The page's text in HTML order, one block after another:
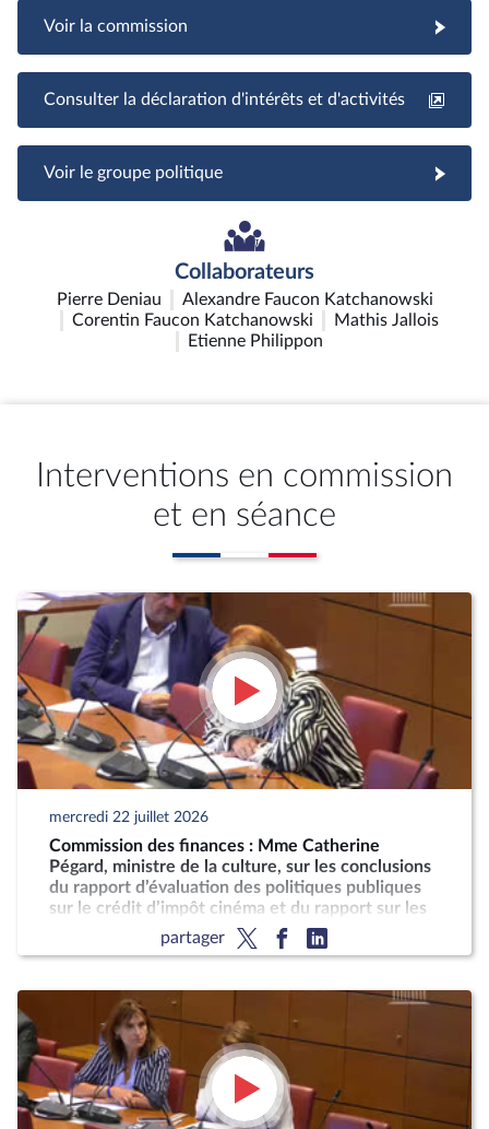
Voir la commission
Consulter la déclaration d'intérêts et d'activités
Voir le groupe politique
Collaborateurs
Pierre Deniau
Alexandre Faucon Katchanowski
Corentin Faucon Katchanowski
Mathis Jallois
Etienne Philippon
Interventions en commission
et en séance
mercredi 22 juillet 2026
Commission des finances : Mme Catherine
Pégard, ministre de la culture, sur les conclusions
du rapport d’évaluation des politiques publiques
sur le crédit d’impôt cinéma et du rapport sur les
taxes sur les services vidéo
partager